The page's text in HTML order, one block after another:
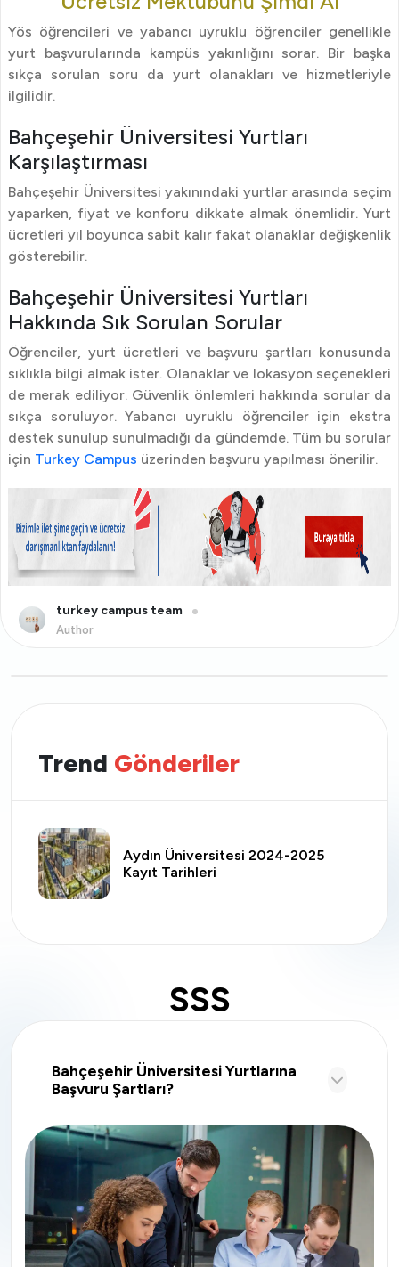
Yös öğrencileri ve yabancı uyruklu öğrenciler genellikle
yurt başvurularında kampüs yakınlığını sorar. Bir başka
sıkça sorulan soru da yurt olanakları ve hizmetleriyle
ilgilidir.
Bahçeşehir Üniversitesi Yurtları
Karşılaştırması
Bahçeşehir Üniversitesi yakınındaki yurtlar arasında seçim
yaparken, fiyat ve konforu dikkate almak önemlidir. Yurt
ücretleri yıl boyunca sabit kalır fakat olanaklar değişkenlik
gösterebilir.
Bahçeşehir Üniversitesi Yurtları
Hakkında Sık Sorulan Sorular
Öğrenciler, yurt ücretleri ve başvuru şartları konusunda
sıklıkla bilgi almak ister. Olanaklar ve lokasyon seçenekleri
de merak ediliyor. Güvenlik önlemleri hakkında sorular da
sıkça soruluyor. Yabancı uyruklu öğrenciler için ekstra
destek sunulup sunulmadığı da gündemde. Tüm bu sorular
için Turkey Campus üzerinden başvuru yapılması önerilir.
turkey campus team
Author
Trend Gönderiler
Aydın Üniversitesi 2024-2025
Kayıt Tarihleri
SSS
Bahçeşehir Üniversitesi Yurtlarına
Başvuru Şartları?